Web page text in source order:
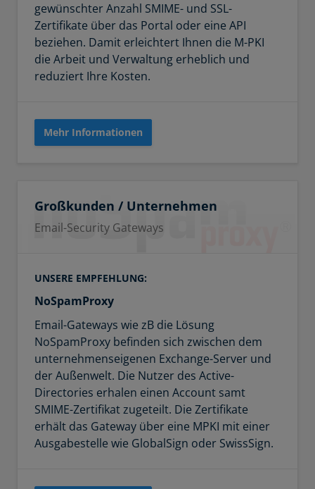
gewünschter Anzahl SMIME- und SSL-
Zertifikate über das Portal oder eine API
beziehen. Damit erleichtert Ihnen die M-PKI
die Arbeit und Verwaltung erheblich und
reduziert Ihre Kosten.
Mehr Informationen
Großkunden / Unternehmen
Email-Security Gateways
UNSERE EMPFEHLUNG:
NoSpamProxy
Email-Gateways wie zB die Lösung
NoSpamProxy befinden sich zwischen dem
unternehmenseigenen Exchange-Server und
der Außenwelt. Die Nutzer des Active-
Directories erhalen einen Account samt
SMIME-Zertifikat zugeteilt. Die Zertifikate
erhält das Gateway über eine MPKI mit einer
Ausgabestelle wie GlobalSign oder SwissSign.